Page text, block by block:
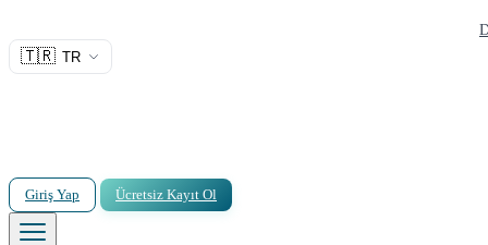
🇹🇷 TR
Giriş Yap Ücretsiz Kayıt Ol